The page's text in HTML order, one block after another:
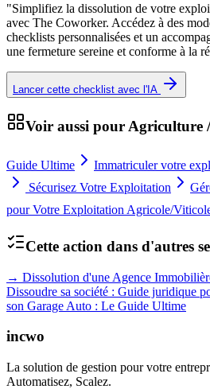
"Simplifiez la dissolution de votre
avec The Coworker. Accédez à des
checklists personnalisées et un
une fermeture sereine et conforme à la
Lancer cette checklist avec l'IA
Voir aussi pourAgriculture
Guide Ultime
Immatriculer votre
Sécurisez Votre Exploitation
pour Votre Exploitation Agricole/
Cette action dans d'autres
→ Dissolution d'une Agence
Dissoudre sa société : Guide juridique
son Garage Auto : Le Guide Ultime
incwo
La solution de gestion pour votre
Automatisez, Scalez.